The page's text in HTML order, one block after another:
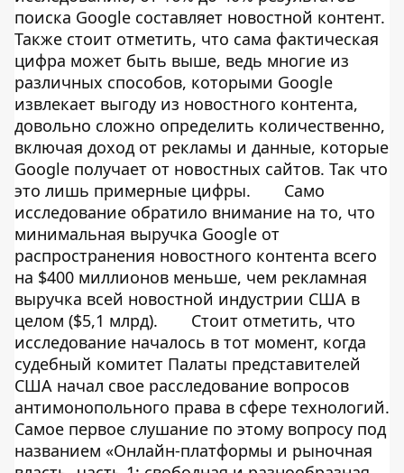
поиска Google составляет новостной контент.
Также стоит отметить, что сама фактическая
цифра может быть выше, ведь многие из
различных способов, которыми Google
извлекает выгоду из новостного контента,
довольно сложно определить количественно,
включая доход от рекламы и данные, которые
Google получает от новостных сайтов. Так что
это лишь примерные цифры.
Само
исследование обратило внимание на то, что
минимальная выручка Google от
распространения новостного контента всего
на $400 миллионов меньше, чем рекламная
выручка всей новостной индустрии США в
целом ($5,1 млрд).
Стоит отметить, что
исследование началось в тот момент, когда
судебный комитет Палаты представителей
США начал свое расследование вопросов
антимонопольного права в сфере технологий.
Самое первое слушание по этому вопросу под
названием «Онлайн-платформы и рыночная